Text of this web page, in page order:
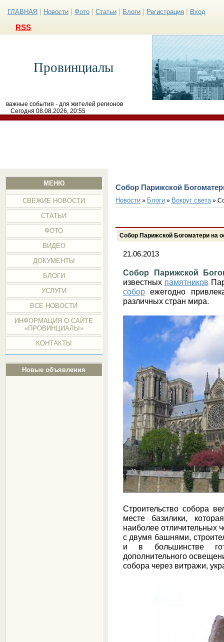
ГЛАВНАЯ Новости Фото Статьи Блоги Регистрация Вход
RSS
Провинциалы
важные события - для жителей регионов
Сегодня 08.08.2026, 20:55
МЕНЮ
СВЕЖИЕ НОВОСТИ
СТАТЬИ
ФОТО
ВИДЕО
ДОКУМЕНТЫ
БЛОГИ
УСЛУГИ
ВСЕ НОВОСТИ
ИНФОРМАЦИЯ О САЙТЕ
«ПРОВИНЦИАЛЫ»
КОНТАКТЫ
Новые объявления
Собор Парижской
Новости» Блоги» Вокруг света»
Собор Парижской Богоматери на
21.06.2013
Собор Парижской
известных памятников
соборежегодно
различных стран мира.
Строительство собора
месте базилики,
наиболее отличительных
с двумя башнями,
и в большинстве
дополнительного
собора через витражи,